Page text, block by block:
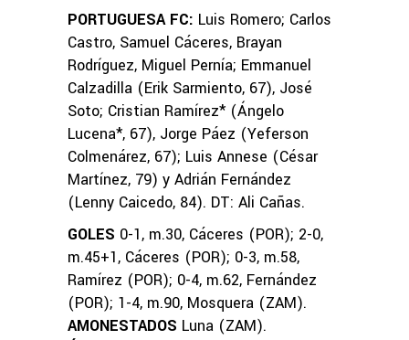
PORTUGUESA FC: Luis Romero; Carlos
Castro, Samuel Cáceres, Brayan
Rodríguez, Miguel Pernía; Emmanuel
Calzadilla (Erik Sarmiento, 67), José
Soto; Cristian Ramírez* (Ángelo
Lucena*, 67), Jorge Páez (Yeferson
Colmenárez, 67); Luis Annese (César
Martínez, 79) y Adrián Fernández
(Lenny Caicedo, 84). DT: Ali Cañas.
GOLES 0-1, m.30, Cáceres (POR); 2-0,
m.45+1, Cáceres (POR); 0-3, m.58,
Ramírez (POR); 0-4, m.62, Fernández
(POR); 1-4, m.90, Mosquera (ZAM).
AMONESTADOS Luna (ZAM).